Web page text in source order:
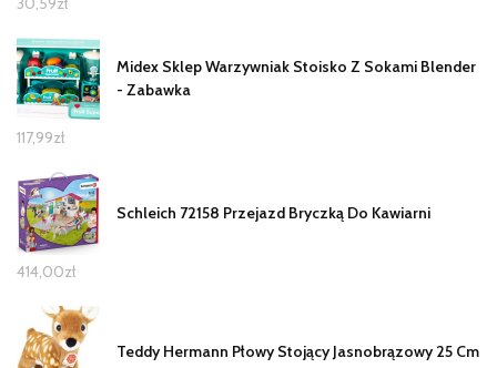
Midex Sklep Warzywniak Stoisko Z Sokami Blender
- Zabawka
117,99zł
Schleich 72158 Przejazd Bryczką Do Kawiarni
414,00zł
Teddy Hermann Płowy Stojący Jasnobrązowy 25 Cm